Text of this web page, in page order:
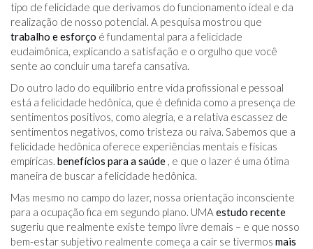
tipo de felicidade que derivamos do funcionamento ideal e da
realização de nosso potencial. A pesquisa mostrou que
trabalho e esforço é fundamental para a felicidade
eudaimônica, explicando a satisfação e o orgulho que você
sente ao concluir uma tarefa cansativa.
Do outro lado do equilíbrio entre vida profissional e pessoal
está a felicidade hedônica, que é definida como a presença de
sentimentos positivos, como alegria, e a relativa escassez de
sentimentos negativos, como tristeza ou raiva. Sabemos que a
felicidade hedônica oferece experiências mentais e físicas
empíricas. benefícios para a saúde , e que o lazer é uma ótima
maneira de buscar a felicidade hedônica.
Mas mesmo no campo do lazer, nossa orientação inconsciente
para a ocupação fica em segundo plano. UMA estudo recente
sugeriu que realmente existe tempo livre demais – e que nosso
bem-estar subjetivo realmente começa a cair se tivermos mais